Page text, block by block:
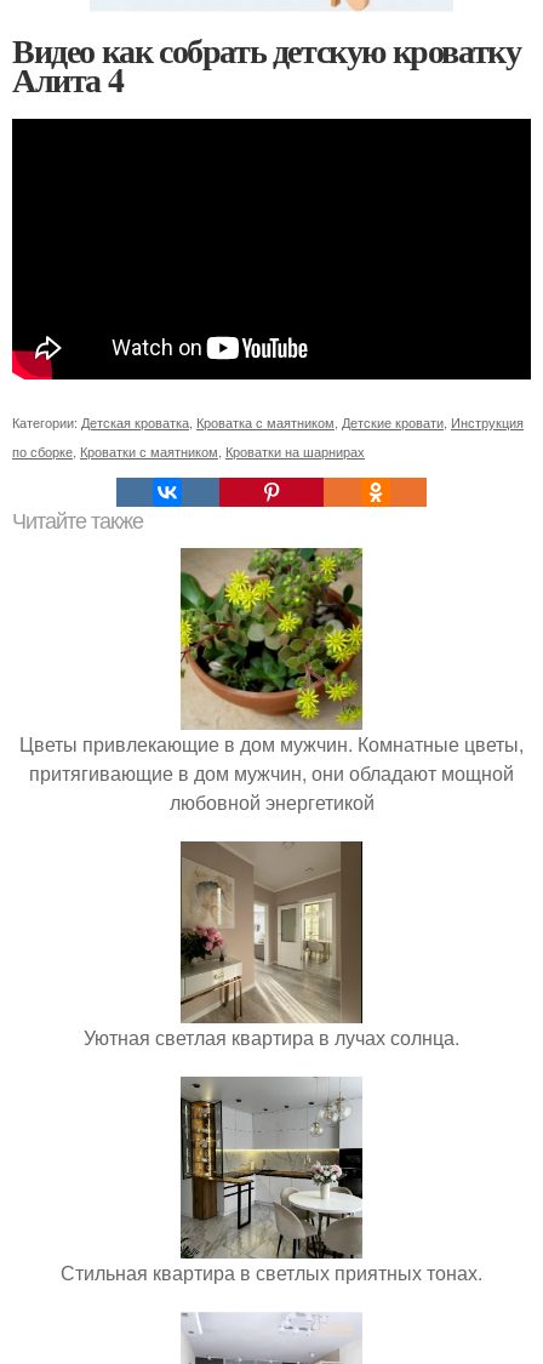
Видео как собрать детскую кроватку
Алита 4
Категории: Детская кроватка, Кроватка с маятником, Детские кровати, Инструкция
по сборке, Кроватки с маятником, Кроватки на шарнирах
Читайте также
Цветы привлекающие в дом мужчин. Комнатные цветы,
притягивающие в дом мужчин, они обладают мощной
любовной энергетикой
Уютная светлая квартира в лучах солнца.
Стильная квартира в светлых приятных тонах.